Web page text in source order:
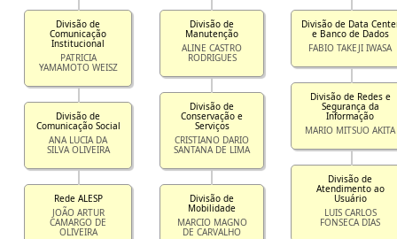
Divisão de
Comunicação
Institucional
PATRICIA
YAMAMOTO WEISZ
Divisão de
Comunicação Social
ANA LUCIA DA
SILVA OLIVEIRA
Rede ALESP
JOÃO ARTUR
CAMARGO DE
OLIVEIRA
Divisão de
Manutenção
ALINE CASTRO
RODRIGUES
Divisão de
Conservação e
Serviços
CRISTIANO DARIO
SANTANA DE LIMA
Divisão de
Mobilidade
MARCIO MAGNO
DE CARVALHO
Divisão de Data
e Banco de Dados
FABIO TAKEJI IWASA
Divisão de Redes e
Segurança da
Informação
MARIO MITSUO AKITA
Divisão de
Atendimento ao
Usuário
LUIS CARLOS
FONSECA DIAS